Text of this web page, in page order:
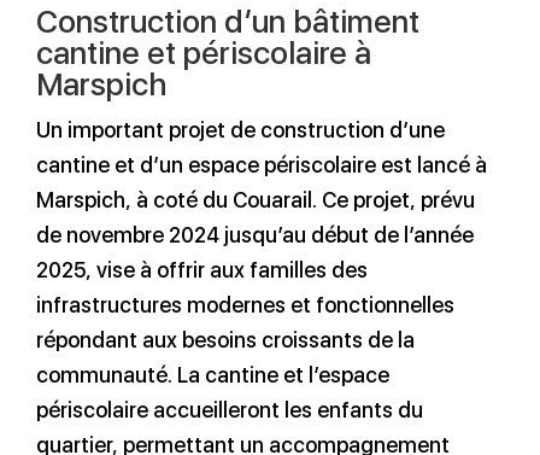
Construction d’un bâtiment
cantine et périscolaire à
Marspich
Un important projet de construction d’une
cantine et d’un espace périscolaire est lancé à
Marspich, à coté du Couarail. Ce projet, prévu
de novembre 2024 jusqu’au début de l’année
2025, vise à offrir aux familles des
infrastructures modernes et fonctionnelles
répondant aux besoins croissants de la
communauté. La cantine et l’espace
périscolaire accueilleront les enfants du
quartier, permettant un accompagnement